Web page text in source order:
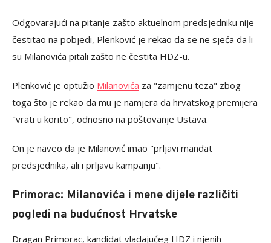
Odgovarajući na pitanje zašto aktuelnom predsjedniku nije
čestitao na pobjedi, Plenković je rekao da se ne sjeća da li
su Milanovića pitali zašto ne čestita HDZ-u.
Plenković je optužio Milanovića za "zamjenu teza" zbog
toga što je rekao da mu je namjera da hrvatskog premijera
"vrati u korito", odnosno na poštovanje Ustava.
On je naveo da je Milanović imao "prljavi mandat
predsjednika, ali i prljavu kampanju".
Primorac: Milanovića i mene dijele različiti
pogledi na budućnost Hrvatske
Dragan Primorac, kandidat vladajućeg HDZ i njenih